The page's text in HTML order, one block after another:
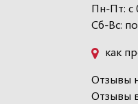
Пн-Пт: с
Сб-Вс:
как
Отзывы
Отзывы